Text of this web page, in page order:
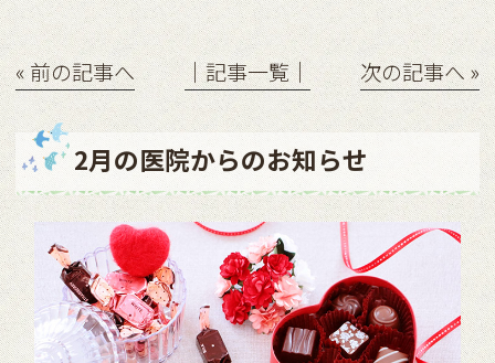
« 前の記事へ │記事一覧│ 次の記事へ »
2月の医院からのお知らせ